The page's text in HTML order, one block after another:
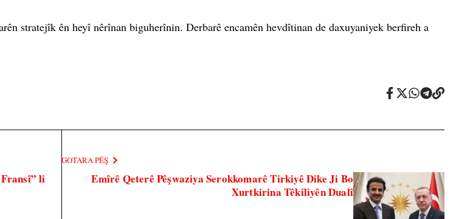
stratejîk ên heyî nêrînan biguherînin. Derbarê encamên hevdîtinan de daxuyaniyek berfireh a
li
GOTARA PÊŞ
Emîrê Qeterê Pêşwaziya Serokkomarê Tirkiyê Dike Ji Bo
Xurtkirina Têkiliyên Dualî